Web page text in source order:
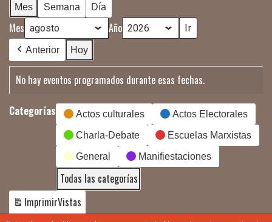
Mes Semana Día
Mes Año
Anterior Hoy
No hay eventos programados durante esas fechas.
Categorías Actos culturales Actos Electorales
Charla-Debate Escuelas Marxistas
General Manifiestaciones
Todas las categorías
ImprimirVistas